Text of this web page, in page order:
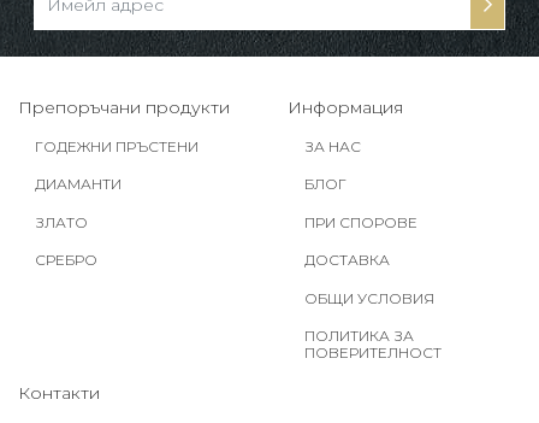
Препоръчани продукти
ГОДЕЖНИ ПРЪСТЕНИ
ДИАМАНТИ
ЗЛАТО
СРЕБРО
Информация
ЗА НАС
БЛОГ
ПРИ СПОРОВЕ
ДОСТАВКА
ОБЩИ УСЛОВИЯ
ПОЛИТИКА ЗА
ПОВЕРИТЕЛНОСТ
Контакти